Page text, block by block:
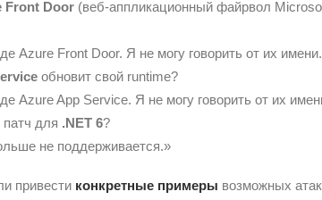
Front Door(веб-аппликационный файрвол
Azure Front Door. Я не могу говорить от их
обновит свой runtime?
Azure App Service. Я не могу говорить от их
для .NET 6?
не поддерживается.»
привести конкретные примеры возможных